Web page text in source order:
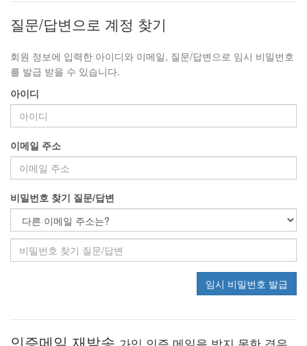
질문/답변으로 계정 찾기
회원 정보에 입력한 아이디와 이메일, 질문/답변으로 임시 비밀번호
를 발급 받을 수 있습니다.
아이디
이메일 주소
비밀번호 찾기 질문/답변
임시 비밀번호 발급
인증메일 재발송